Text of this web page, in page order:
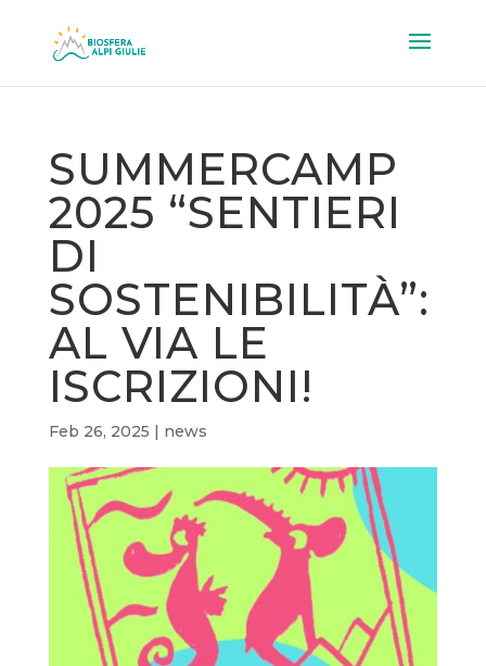
SUMMERCAMP
2025 “SENTIERI
DI
SOSTENIBILITÀ”:
AL VIA LE
ISCRIZIONI!
Feb 26, 2025 | news